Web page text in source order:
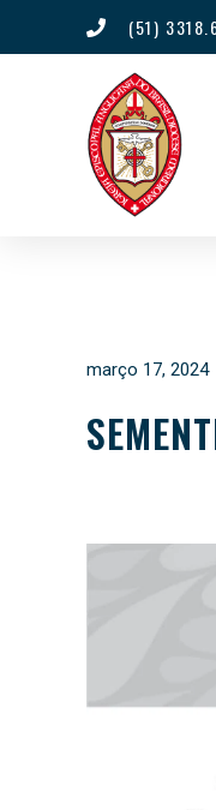
(51)
março 17, 2024